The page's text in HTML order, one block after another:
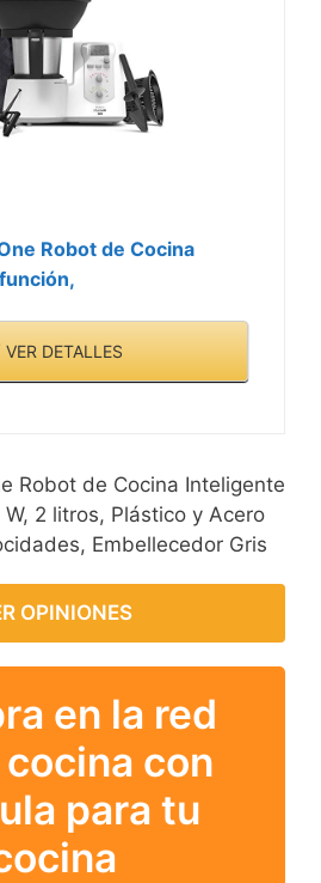
Robot de Cocina
VER DETALLES
Robot de Cocina Inteligente
2 litros, Plástico y Acero
Embellecedor Gris
OPINIONES
en la red
con
para tu